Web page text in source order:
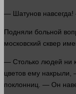
— Шатунов навсегда!
Подняли больной
московский сквер
— Столько людей ни
цветов ему накрыли,
поклонниц. — Он